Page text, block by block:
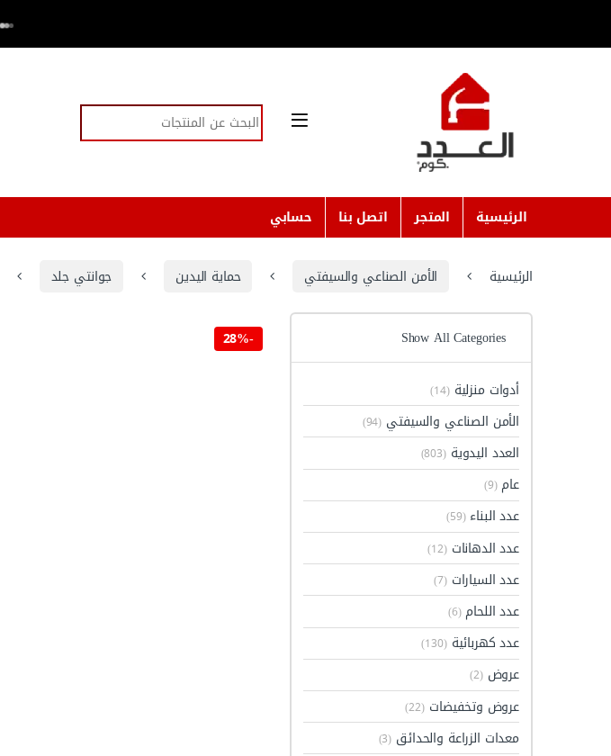
Search for:
الرئيسية المتجر اتصل بنا حسابي
الرئيسية الأمن الصناعي والسيفتي حماية اليدين جوانتي جلد
-
28% Show All Categories
أدوات منزلية(14)
الأمن الصناعي والسيفتي (94)
العدد اليدوية(803)
عام(9)
عدد البناء(59)
عدد الدهانات(12)
عدد السيارات(7)
عدد اللحام(6)
عدد كهربائية(130)
عروض(2)
عروض وتخفيضات(22)
معدات الزراعة والحدائق (3)